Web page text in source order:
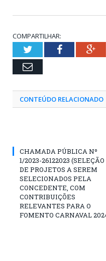
COMPARTILHAR:
TwitterFacebook
Email
CONTEÚDO RELACIONADO
CHAMADA PÚBLICA Nº
1/2023-26122023 (SELEÇÃO
DE PROJETOS A SEREM
SELECIONADOS PELA
CONCEDENTE, COM
CONTRIBUIÇÕES
RELEVANTES PARA O
FOMENTO CARNAVAL